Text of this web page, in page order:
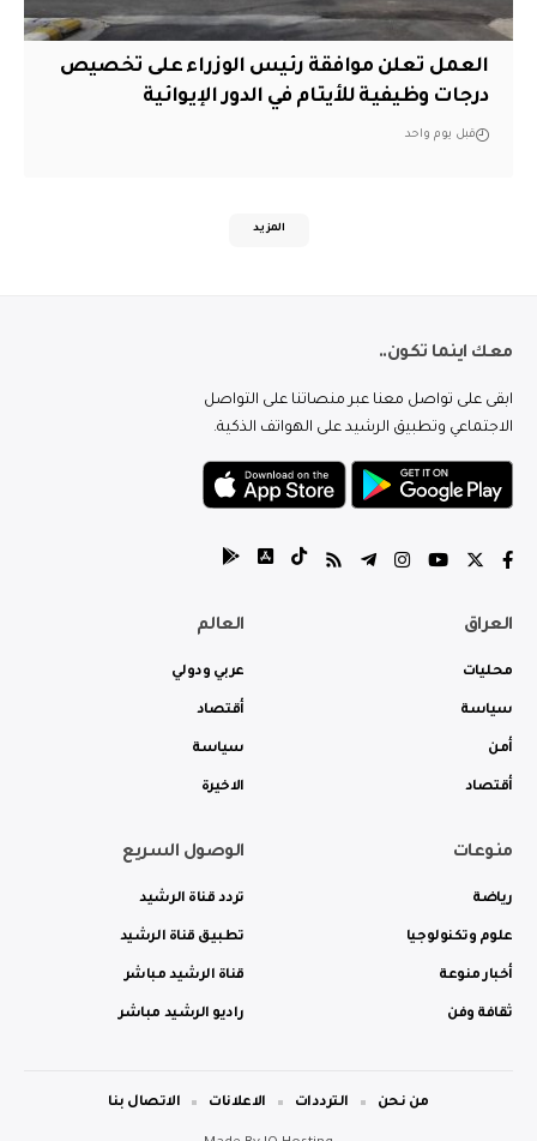
العمل تعلن موافقة رئيس الوزراء على تخصيص
درجات وظيفية للأيتام في الدور الإيوائية
قبل يوم واحد
المزيد
معك اينما تكون..
ابقى على تواصل معنا عبر منصاتنا على التواصل
الاجتماعي وتطبيق الرشيد على الهواتف الذكية.
العراق
محليات
سياسة
أمن
أقتصاد
العالم
عربي ودولي
أقتصاد
سياسة
الاخيرة
منوعات
رياضة
علوم وتكنولوجيا
أخبار منوعة
ثقافة وفن
الوصول السريع
تردد قناة الرشيد
تطبيق قناة الرشيد
قناة الرشيد مباشر
راديو الرشيد مباشر
من نحن الترددات الاعلانات الاتصال بنا